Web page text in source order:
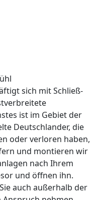
sich mit Schließ-
ist im Gebiet der
Deutschlander, die
oder verloren haben,
und montieren wir
nach Ihrem
und öffnen ihn.
auch außerhalb der